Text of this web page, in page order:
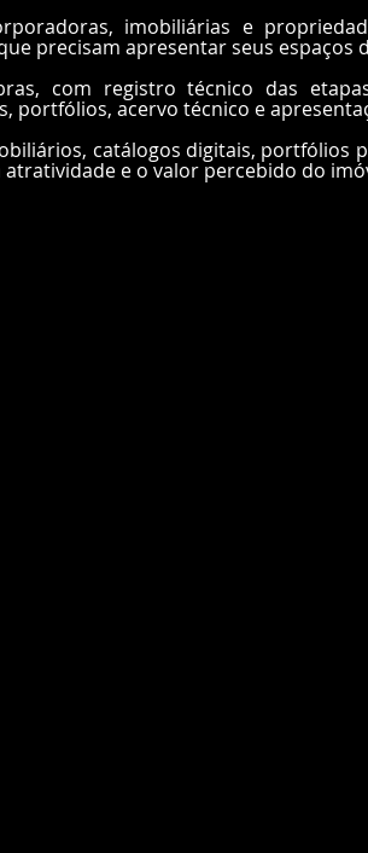
imobiliárias e
precisam apresentar seus espaços
com registro técnico das
portfólios, acervo técnico e
catálogos digitais, portfólios
e o valor percebido do